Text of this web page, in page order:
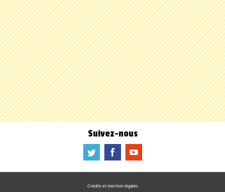
Suivez-nous
a b f
Crédits et mention légales